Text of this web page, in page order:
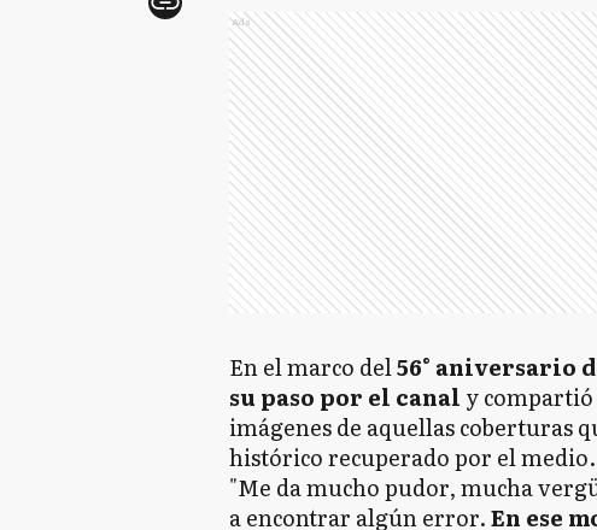
Ads
En el marco del56° aniversario
su paso por el canal y compartió
imágenes de aquellas coberturas
histórico recuperado por el medio.
"Me da mucho pudor, mucha
a encontrar algún error.En ese